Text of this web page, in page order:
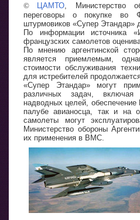
© ЦАМТО , Министерство
переговоры о покупке во
штурмовиков «Супер Этандар»
По информации источника
французских самолетов
По мнению аргентинской
является приемлемым,
стоимости обслуживания
для истребителей
«Супер Этандар» могут
различных задач,
надводных целей,
палубе авианосца, так и на
самолеты могут
Министерство обороны
их применения в ВМС.